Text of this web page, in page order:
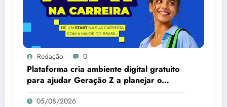
Redação 0
Plataforma cria ambiente digital gratuito
para ajudar Geração Z a planejar o
futuro
05/08/2026